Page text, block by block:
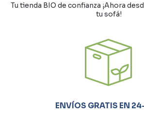
Tu tienda BIO de confianza ¡Ahora
tu sofá!
ENVÍOS GRATIS EN